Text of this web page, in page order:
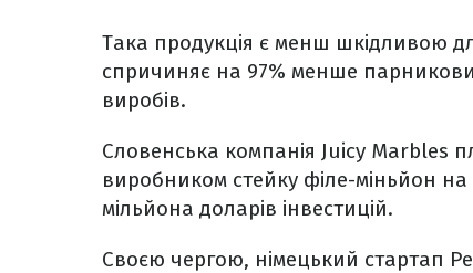
Така продукція є менш шкідливою
спричиняє на 97% менше
виробів.
Словенська компанія Juicy Marbles
виробником стейку філе-міньйон
мільйона доларів інвестицій.
Своєю чергою, німецький стартап